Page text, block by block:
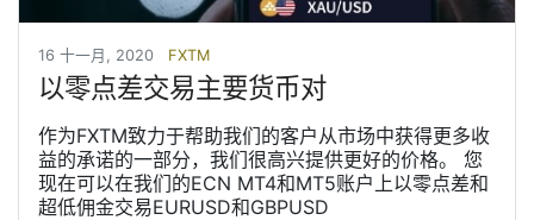
16 十一月, 2020 FXTM
以零点差交易主要货币对
作为FXTM致力于帮助我们的客户从市场中获得更多收
益的承诺的一部分，我们很高兴提供更好的价格。 您
现在可以在我们的ECN MT4和MT5账户上以零点差和
超低佣金交易EURUSD和GBPUSD